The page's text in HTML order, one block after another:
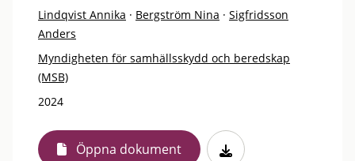
Lindqvist Annika · Bergström Nina · Sigfridsson
Anders
Myndigheten för samhällsskydd och beredskap
(MSB)
2024
Öppna dokument